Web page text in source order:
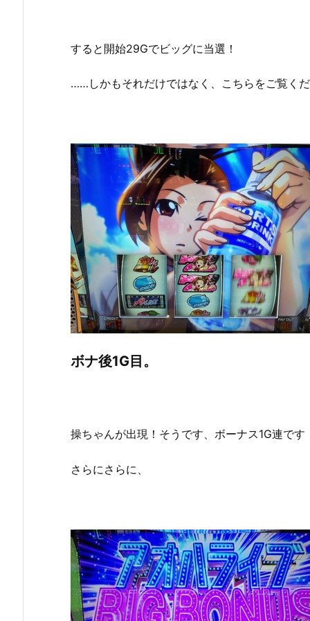
すると開始29Gでビッグに当選！
……しかもそれだけではなく、こちらをご覧く
ボナ後1G目。
操ちゃんが出現！そうです、ボーナス1G連です
さらにさらに、